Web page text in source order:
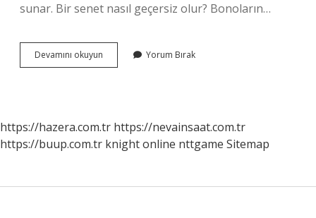
sunar. Bir senet nasıl geçersiz olur? Bonoların…
Devamını okuyun
Bir
Yorum Bırak
https://hazera.com.tr https://nevainsaat.com.tr
https://buup.com.tr knight online nttgame Sitemap